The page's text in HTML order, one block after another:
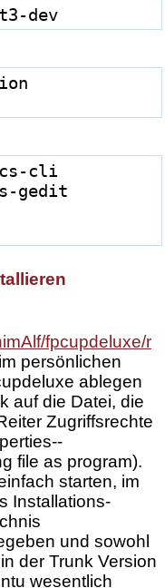
dev
cli
gedit
fpcupdeluxe/r
persönlichen
ablegen
auf die Datei, die
Zugriffsrechte
file as program).
starten, im
Installations-
und sowohl
der Trunk Version
wesentlich